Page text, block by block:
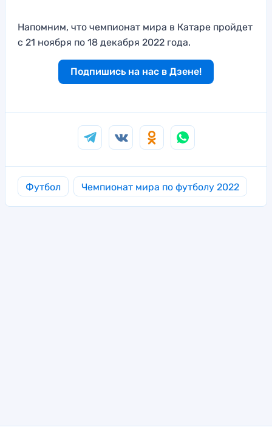
Напомним, что чемпионат мира в Катаре пройдет
c 21 ноября по 18 декабря 2022 года.
Подпишись на нас в Дзене!
Футбол Чемпионат мира по футболу 2022